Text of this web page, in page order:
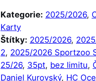
Kategorie: 2025/2026,
Karty
Štítky: 2025/2026,
2, 2025/2026 Sportzoo
25/26, 35pt, bez limitu,
Daniel Kurovský, HC